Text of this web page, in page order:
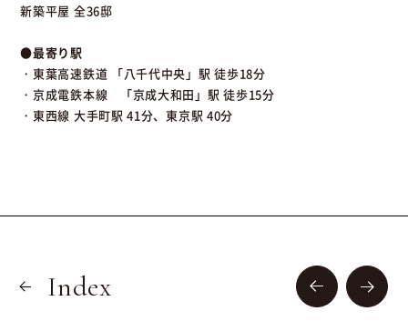
新築平屋 全36邸
●最寄り駅
・東葉高速鉄道 「八千代中央」駅 徒歩18分
・京成電鉄本線 「京成大和田」駅 徒歩15分
・東西線 大手町駅 41分、東京駅 40分
Index